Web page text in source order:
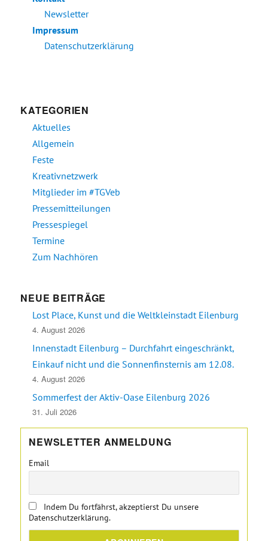
Newsletter
Impressum
Datenschutzerklärung
KATEGORIEN
Aktuelles
Allgemein
Feste
Kreativnetzwerk
Mitglieder im #TGVeb
Pressemitteilungen
Pressespiegel
Termine
Zum Nachhören
NEUE BEITRÄGE
Lost Place, Kunst und die Weltkleinstadt Eilenburg
4. August 2026
Innenstadt Eilenburg – Durchfahrt eingeschränkt,
Einkauf nicht und die Sonnenfinsternis am 12.08.
4. August 2026
Sommerfest der Aktiv-Oase Eilenburg 2026
31. Juli 2026
NEWSLETTER ANMELDUNG
Email
Indem Du fortfährst, akzeptierst Du unsere
Datenschutzerklärung.